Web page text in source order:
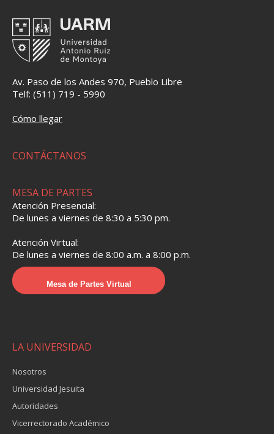
Av. Paso de los Andes 970, Pueblo Libre
Telf: (511) 719 - 5990
Cómo llegar
CONTÁCTANOS
MESA DE PARTES
Atención Presencial:
De lunes a viernes de 8:30 a 5:30 pm.
Atención Virtual:
De lunes a viernes de 8:00 a.m. a 8:00 p.m.
Mesa de Partes Virtual
LA UNIVERSIDAD
Nosotros
Universidad Jesuita
Autoridades
Vicerrectorado Académico